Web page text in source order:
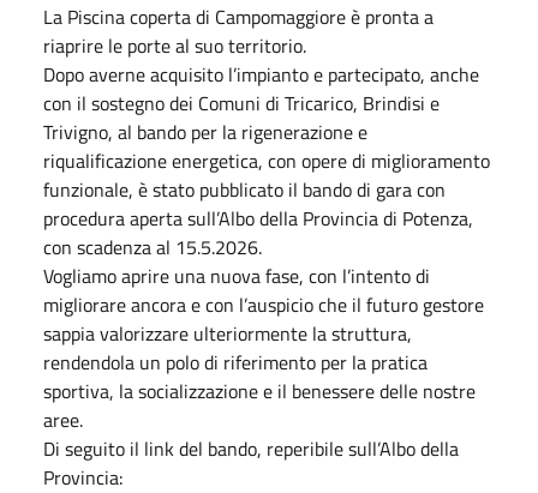
La Piscina coperta di Campomaggiore è pronta a
riaprire le porte al suo territorio.
Dopo averne acquisito l’impianto e partecipato, anche
con il sostegno dei Comuni di Tricarico, Brindisi e
Trivigno, al bando per la rigenerazione e
riqualificazione energetica, con opere di miglioramento
funzionale, è stato pubblicato il bando di gara con
procedura aperta sull’Albo della Provincia di Potenza,
con scadenza al 15.5.2026.
Vogliamo aprire una nuova fase, con l’intento di
migliorare ancora e con l’auspicio che il futuro gestore
sappia valorizzare ulteriormente la struttura,
rendendola un polo di riferimento per la pratica
sportiva, la socializzazione e il benessere delle nostre
aree.
Di seguito il link del bando, reperibile sull’Albo della
Provincia: